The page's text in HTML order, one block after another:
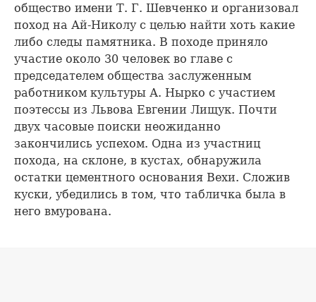
общество имени Т. Г. Шевченко и организовал
поход на Ай-Николу с целью найти хоть какие
либо следы памятника. В походе приняло
участие около 30 человек во главе с
председателем общества заслуженным
работником культуры А. Нырко с участием
поэтессы из Львова Евгении Лищук. Почти
двух часовые поиски неожиданно
закончились успехом. Одна из участниц
похода, на склоне, в кустах, обнаружила
остатки цементного основания Вехи. Сложив
куски, убедились в том, что табличка была в
него вмурована.